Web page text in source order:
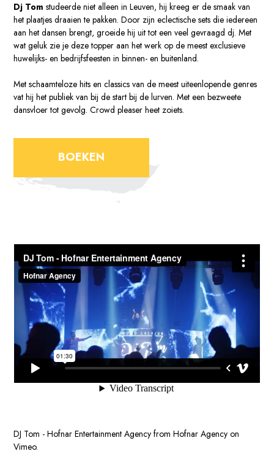
Dj Tom studeerde niet alleen in Leuven, hij kreeg er de smaak van
het plaatjes draaien te pakken. Door zijn eclectische sets die iedereen
aan het dansen brengt, groeide hij uit tot een veel gevraagd dj. Met
wat geluk zie je deze topper aan het werk op de meest exclusieve
huwelijks- en bedrijfsfeesten in binnen- en buitenland.
Met schaamteloze hits en classics van de meest uiteenlopende genres
vat hij het publiek van bij de start bij de lurven. Met een bezweete
dansvloer tot gevolg. Crowd pleaser heet zoiets.
BOEKEN
DJ Tom - Hofnar Entertainment Agency fromHofnar Agency on
Vimeo.